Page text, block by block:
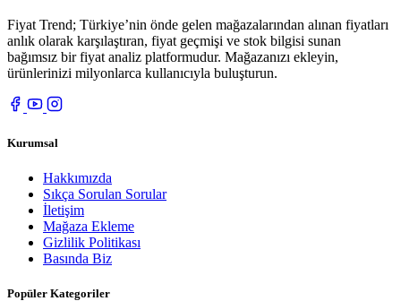
Fiyat Trend; Türkiye’nin önde gelen mağazalarından alınan fiyatları
anlık olarak karşılaştıran, fiyat geçmişi ve stok bilgisi sunan
bağımsız bir fiyat analiz platformudur. Mağazanızı ekleyin,
ürünlerinizi milyonlarca kullanıcıyla buluşturun.
Kurumsal
Hakkımızda
Sıkça Sorulan Sorular
İletişim
Mağaza Ekleme
Gizlilik Politikası
Basında Biz
Popüler Kategoriler